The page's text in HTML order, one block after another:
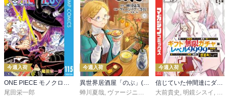
今週入荷
ONE PIECE モノクロ版 115
尾田栄一郎
今週入荷
異世界居酒屋「のぶ」(22)
蝉川夏哉, ヴァージニア二等兵 ,転
今週入荷
信じていた仲間達にダンジョン奥地で殺されかけたがギフト『無限ガチャ』でレベル９９９９の仲間達を手に入れて元パーティーメンバーと世界に復讐＆『ざまぁ！』します！（２３）
大前貴史 , 明鏡シスイ , ｔ